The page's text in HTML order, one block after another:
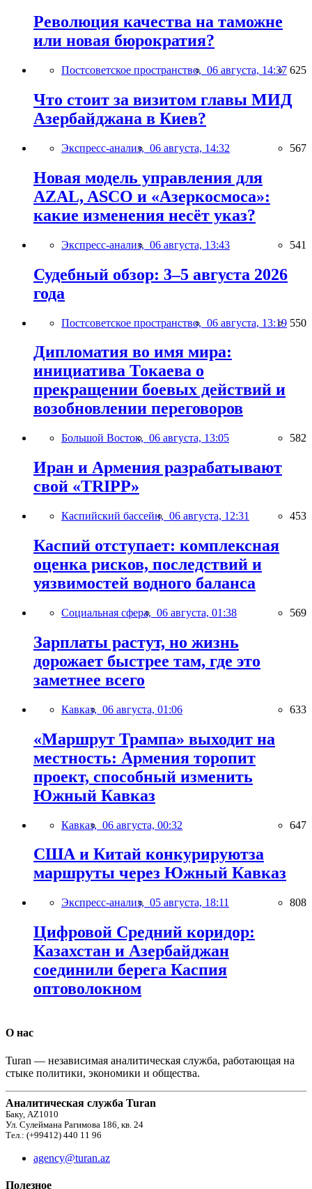
Революция качества на таможне
или новая бюрократия?
Постсоветское пространство, 06 августа, 14:37 625
Что стоит за визитом главы МИД
Азербайджана в Киев?
Экспресс-анализ, 06 августа, 14:32 567
Новая модель управления для
AZAL, ASCO и «Азеркосмоса»:
какие изменения несёт указ?
Экспресс-анализ, 06 августа, 13:43 541
Судебный обзор: 3–5 августа 2026
года
Постсоветское пространство, 06 августа, 13:19 550
Дипломатия во имя мира:
инициатива Токаева о
прекращении боевых действий и
возобновлении переговоров
Большой Восток, 06 августа, 13:05 582
Иран и Армения разрабатывают
свой «TRIPP»
Каспийский бассейн, 06 августа, 12:31 453
Каспий отступает: комплексная
оценка рисков, последствий и
уязвимостей водного баланса
Социальная сфера, 06 августа, 01:38 569
Зарплаты растут, но жизнь
дорожает быстрее там, где это
заметнее всего
Кавказ, 06 августа, 01:06 633
«Маршрут Трампа» выходит на
местность: Армения торопит
проект, способный изменить
Южный Кавказ
Кавказ, 06 августа, 00:32 647
США и Китай конкурируютза
маршруты через Южный Кавказ
Экспресс-анализ, 05 августа, 18:11 808
Цифровой Средний коридор:
Казахстан и Азербайджан
соединили берега Каспия
оптоволокном
О нас
Turan — независимая аналитическая служба, работающая на
стыке политики, экономики и общества.
Аналитическая служба Turan
Баку, AZ1010
Ул. Сулеймана Рагимова 186, кв. 24
Тел.: (+99412) 440 11 96
agency@turan.az
Полезное